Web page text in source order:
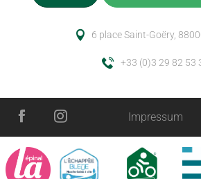
6 place Saint-Goëry,
+33 (0)3 29 82 53
Impressum